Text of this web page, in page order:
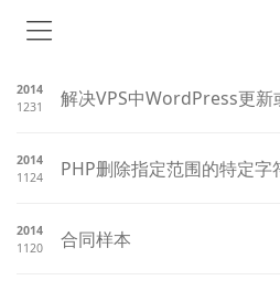
2014
1231
解决VPS中WordPress更新
2014
1124
PHP删除指定范围的特定字
2014
1120
合同样本